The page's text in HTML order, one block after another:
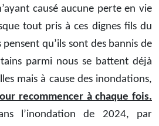
causé aucune perte en vie
tout pris à ces dignes fils du
qu’ils sont des bannis de
parmi nous se battent déjà
mais à cause des inondations,
recommencer à chaque fois.
l’inondation de 2024, par